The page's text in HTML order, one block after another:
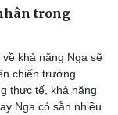
trong
khả năng Nga sẽ
chiến trường
thực tế, khả năng
Nga có sẵn nhiều